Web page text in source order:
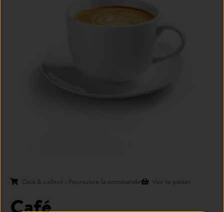
Click & collect : Poursuivre la commande Voir le panier